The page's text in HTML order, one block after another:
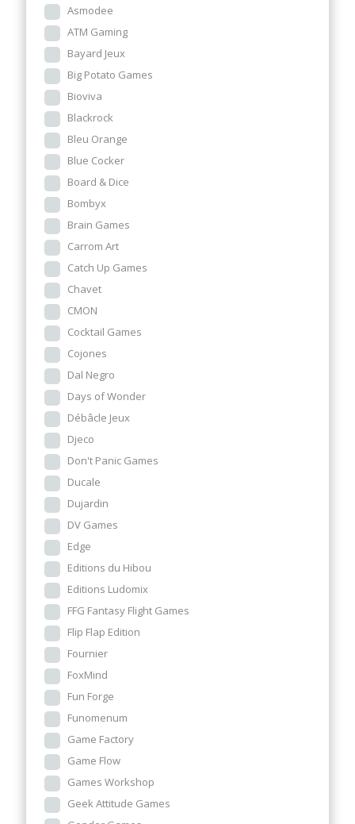
Asmodee
ATM Gaming
Bayard Jeux
Big Potato Games
Bioviva
Blackrock
Bleu Orange
Blue Cocker
Board & Dice
Bombyx
Brain Games
Carrom Art
Catch Up Games
Chavet
CMON
Cocktail Games
Cojones
Dal Negro
Days of Wonder
Débâcle Jeux
Djeco
Don't Panic Games
Ducale
Dujardin
DV Games
Edge
Editions du Hibou
Editions Ludomix
FFG Fantasy Flight Games
Flip Flap Edition
Fournier
FoxMind
Fun Forge
Funomenum
Game Factory
Game Flow
Games Workshop
Geek Attitude Games